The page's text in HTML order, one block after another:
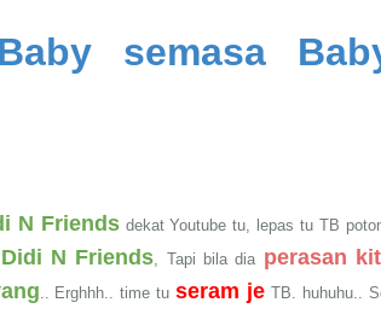
semasa
N Friendsdekat Youtube tu, lepas tu TB
Didi N Friends, Tapi bila dia perasan
.. Erghhh.. time tuseram je TB. huhuhu..